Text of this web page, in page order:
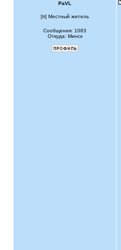
PaVL
[ ] Местный житель
Сообщения: 1083
Откуда: Минск